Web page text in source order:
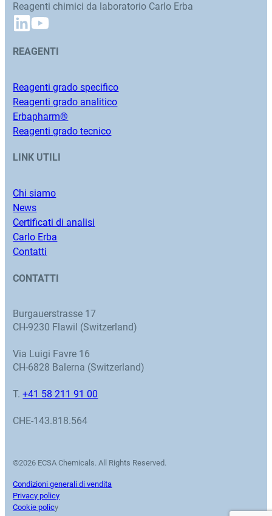
Reagenti chimici da laboratorio Carlo Erba
REAGENTI
Reagenti grado specifico
Reagenti grado analitico
Erbapharm®
Reagenti grado tecnico
LINK UTILI
Chi siamo
News
Certificati di analisi
Carlo Erba
Contatti
CONTATTI
Burgauerstrasse 17
CH-9230 Flawil (Switzerland)
Via Luigi Favre 16
CH-6828 Balerna (Switzerland)
T.+41 58 211 91 00
CHE-143.818.564
©2026 ECSA Chemicals. All Rights Reserved.
Condizioni generali di vendita
Privacy policy
Cookie policy